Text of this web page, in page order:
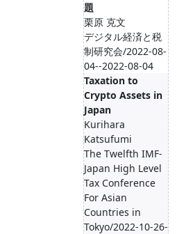
題
栗原 克文
デジタル経済と税
制研究会/2022-08-
04--2022-08-04
Taxation to
Crypto Assets in
Japan
Kurihara
Katsufumi
The Twelfth IMF-
Japan High Level
Tax Conference
For Asian
Countries in
Tokyo/2022-10-26-